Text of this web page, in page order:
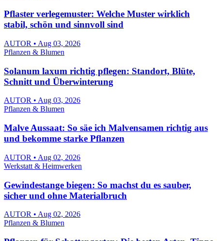
Pflaster verlegemuster: Welche Muster wirklich
stabil, schön und sinnvoll sind
AUTOR • Aug 03, 2026
Pflanzen & Blumen
Solanum laxum richtig pflegen: Standort, Blüte,
Schnitt und Überwinterung
AUTOR • Aug 03, 2026
Pflanzen & Blumen
Malve Aussaat: So säe ich Malvensamen richtig aus
und bekomme starke Pflanzen
AUTOR • Aug 02, 2026
Werkstatt & Heimwerken
Gewindestange biegen: So machst du es sauber,
sicher und ohne Materialbruch
AUTOR • Aug 02, 2026
Pflanzen & Blumen